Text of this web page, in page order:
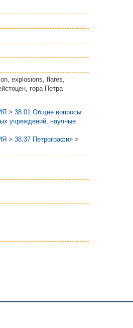
explosions, flares,
гора Петра
> 38.01 Общие вопросы
учреждений, научные
> 38.37 Петрография >